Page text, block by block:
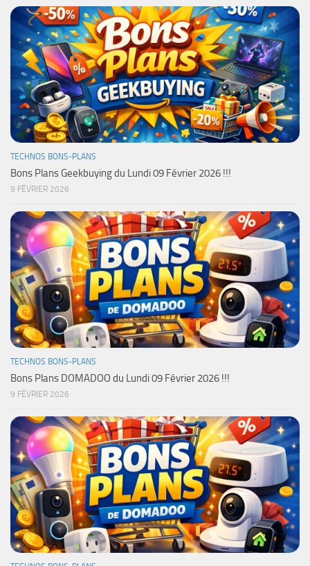
TECHNOS BONS-PLANS
Bons Plans Geekbuying du Lundi 09 Février 2026 !!!
9 FÉVRIER 2026
TECHNOS BONS-PLANS
Bons Plans DOMADOO du Lundi 09 Février 2026 !!!
9 FÉVRIER 2026